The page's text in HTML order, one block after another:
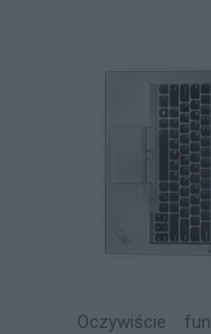
Oczywiście